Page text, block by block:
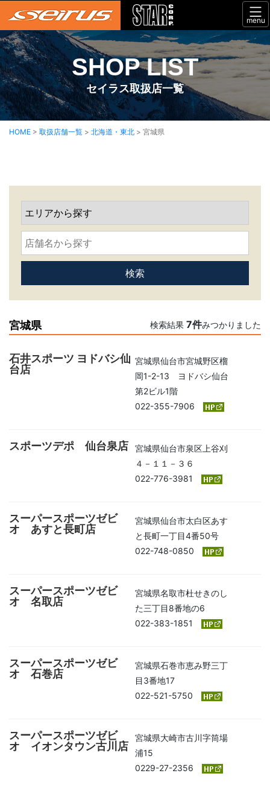
menu
SHOP LIST
セイラス取扱店一覧
HOME > 取扱店舗一覧 > 北海道・東北 > 宮城県
宮城県 検索結果 7件みつかりました
石井スポーツ ヨドバシ仙
台店
宮城県仙台市宮城野区榴
岡1-2-13 ヨドバシ仙台
第2ビル1階
022-355-7906
スポーツデポ 仙台泉店
宮城県仙台市泉区上谷刈
４－１１－３６
022-776-3981
スーパースポーツゼビ
オ あすと長町店
宮城県仙台市太白区あす
と長町一丁目4番50号
022-748-0850
スーパースポーツゼビ
オ 名取店
宮城県名取市杜せきのし
た三丁目8番地の6
022-383-1851
スーパースポーツゼビ
オ 石巻店
宮城県石巻市恵み野三丁
目3番地17
022-521-5750
スーパースポーツゼビ
オ イオンタウン古川店
宮城県大崎市古川字筒場
浦15
0229-27-2356